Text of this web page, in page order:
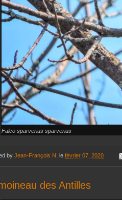
Falco sparverius sparverius
by Jean-François N. le février 07, 2020
des Antilles